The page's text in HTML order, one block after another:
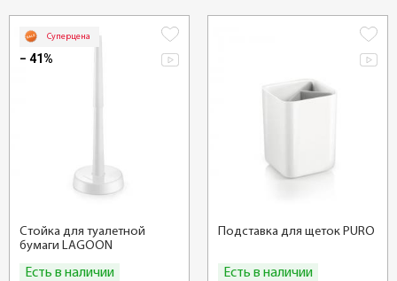
Суперцена
− 41%
Стойка для туалетной
бумаги LAGOON
Есть в наличии
Подставка для щеток PURO
Есть в наличии